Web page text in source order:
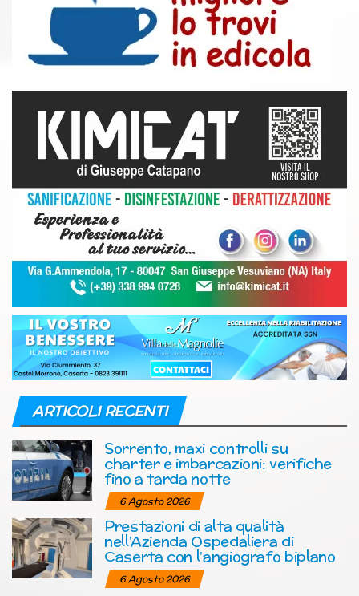
ARTICOLI RECENTI
Sorrento, maxi controlli su
charter e imbarcazioni: verifiche
fino a tarda notte
6 Agosto 2026
Prestazioni di alta qualità
nell’Azienda Ospedaliera di
Caserta con l’angiografo biplano
6 Agosto 2026